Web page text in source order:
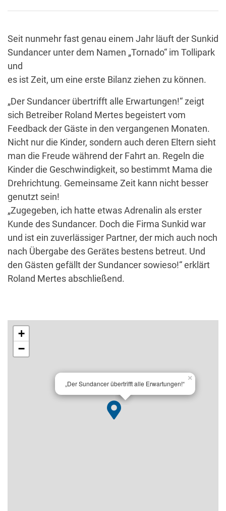
Seit nunmehr fast genau einem Jahr läuft der Sunkid
Sundancer unter dem Namen „Tornado“ im Tollipark
und
es ist Zeit, um eine erste Bilanz ziehen zu können.
„Der Sundancer übertrifft alle Erwartungen!“ zeigt
sich Betreiber Roland Mertes begeistert vom
Feedback der Gäste in den vergangenen Monaten.
Nicht nur die Kinder, sondern auch deren Eltern sieht
man die Freude während der Fahrt an. Regeln die
Kinder die Geschwindigkeit, so bestimmt Mama die
Drehrichtung. Gemeinsame Zeit kann nicht besser
genutzt sein!
„Zugegeben, ich hatte etwas Adrenalin als erster
Kunde des Sundancer. Doch die Firma Sunkid war
und ist ein zuverlässiger Partner, der mich auch noch
nach Übergabe des Gerätes bestens betreut. Und
den Gästen gefällt der Sundancer sowieso!“ erklärt
Roland Mertes abschließend.
„Der Sundancer übertrifft alle Erwartungen!“
×
+
−